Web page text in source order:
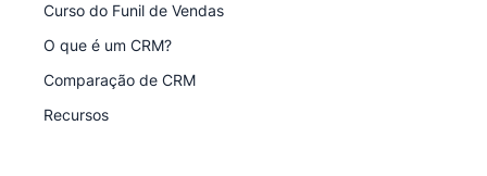
Curso do Funil de Vendas
O que é um CRM?
Comparação de CRM
Recursos